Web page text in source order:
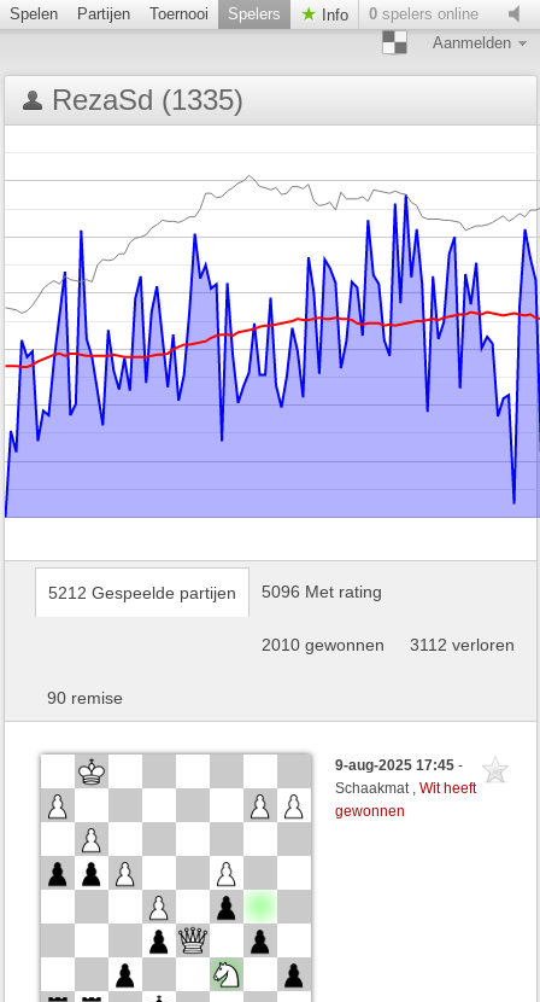
Spelen Partijen Toernooi Spelers Info 0 spelers online
Aanmelden
RezaSd (1335)
5212 Gespeelde partijen 5096 Met rating
2010 gewonnen 3112 verloren
90 remise
9-aug-2025 17:45-
Schaakmat ,Wit heeft
gewonnen